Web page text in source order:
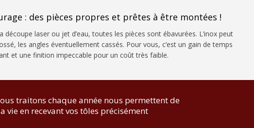
: des pièces propres et prêtes à être montées !
découpe laser ou jet d’eau, toutes les pièces sont ébavurées. L’inox peut
les angles éventuellement cassés. Pour vous, c’est un gain de temps
et une finition impeccable pour un coût très faible.
traitons chaque année nous permettent de
en recevant vos tôles précisément